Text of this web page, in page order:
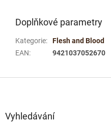
Doplňkové parametry
Kategorie:
Flesh and Blood
EAN: 9421037052670
Vyhledávání